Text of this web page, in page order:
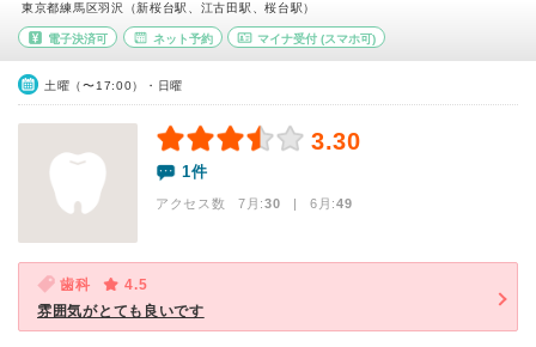
東京都練馬区羽沢（新桜台駅、江古田駅、桜台駅）
電子決済可 ネット予約 マイナ受付 (スマホ可)
土曜（〜17:00）・日曜
3.30
1件
アクセス数 7月:30 | 6月:49
歯科
4.5
雰囲気がとても良いです